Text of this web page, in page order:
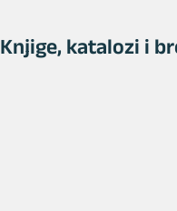
Knjige, katalozi i